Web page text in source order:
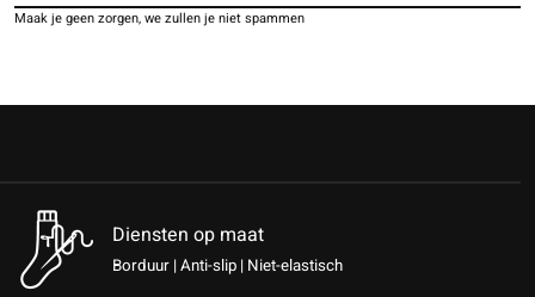
Maak je geen zorgen, we zullen je niet spammen
Diensten op maat
Borduur | Anti-slip | Niet-elastisch